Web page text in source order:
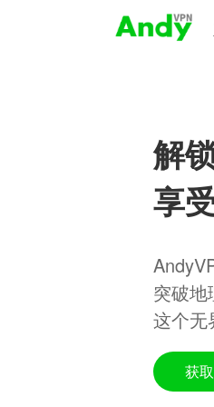
解
享
突破
这个无
获